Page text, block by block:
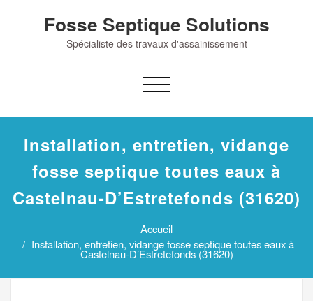
Fosse Septique Solutions
Spécialiste des travaux d'assainissement
Afficher/masquer
navigation
Installation, entretien, vidange
fosse septique toutes eaux à
Castelnau-D’Estretefonds (31620)
Accueil
Installation, entretien, vidange fosse septique toutes eaux à
Castelnau-D’Estretefonds (31620)